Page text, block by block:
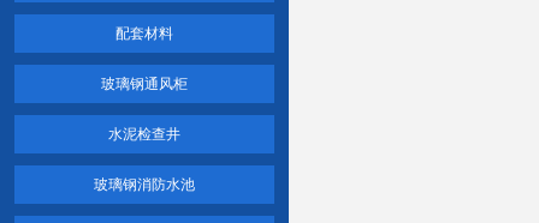
配套材料
玻璃钢通风柜
水泥检查井
玻璃钢消防水池